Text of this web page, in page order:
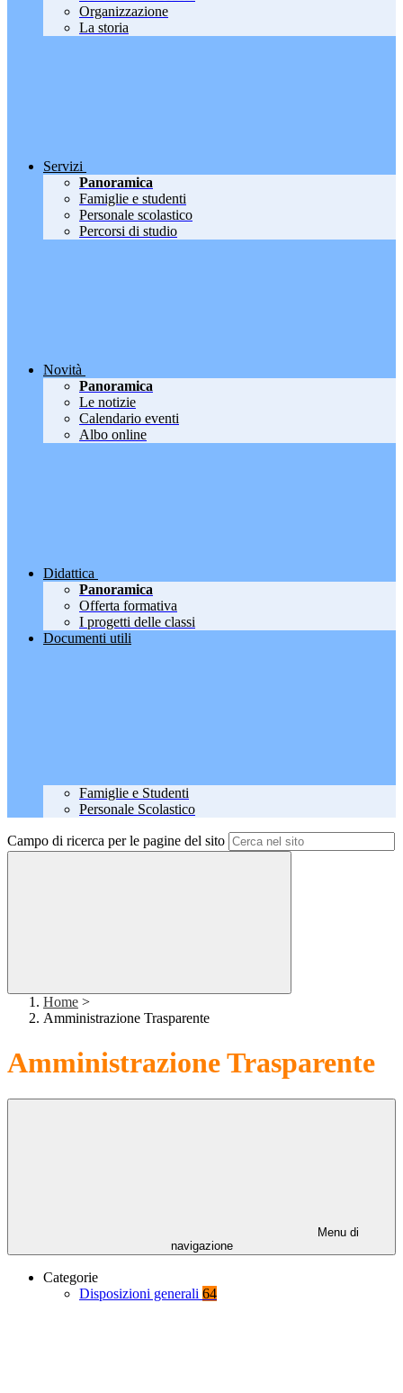
Organizzazione
La storia
Servizi
Panoramica
Famiglie e studenti
Personale scolastico
Percorsi di studio
Novità
Panoramica
Le notizie
Calendario eventi
Albo online
Didattica
Panoramica
Offerta formativa
I progetti delle classi
Documenti utili
Famiglie e Studenti
Personale Scolastico
Campo di ricerca per le pagine del sito
Home >
Amministrazione Trasparente
Amministrazione Trasparente
Menu di
navigazione
Categorie
Disposizioni generali 64